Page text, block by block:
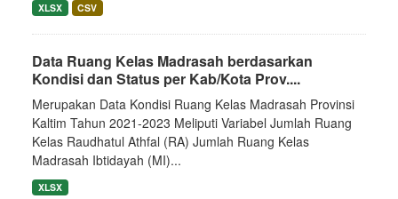
XLSX CSV
Data Ruang Kelas Madrasah berdasarkan
Kondisi dan Status per Kab/Kota Prov....
Merupakan Data Kondisi Ruang Kelas Madrasah Provinsi
Kaltim Tahun 2021-2023 Meliputi Variabel Jumlah Ruang
Kelas Raudhatul Athfal (RA) Jumlah Ruang Kelas
Madrasah Ibtidayah (MI)...
XLSX